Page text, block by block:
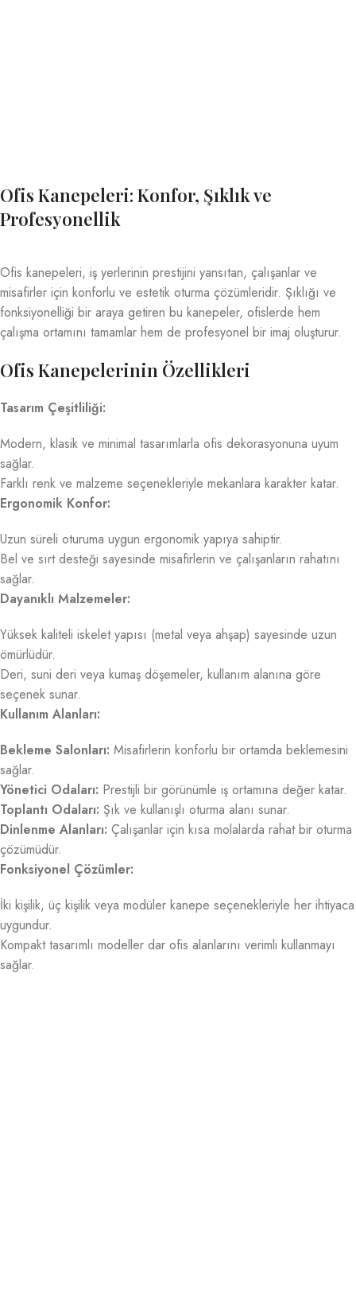
Ofis Kanepeleri: Konfor, Şıklık ve
Profesyonellik
Ofis kanepeleri, iş yerlerinin prestijini yansıtan, çalışanlar ve
misafirler için konforlu ve estetik oturma çözümleridir. Şıklığı ve
fonksiyonelliği bir araya getiren bu kanepeler, ofislerde hem
çalışma ortamını tamamlar hem de profesyonel bir imaj oluşturur.
Ofis Kanepelerinin Özellikleri
Tasarım Çeşitliliği:
Modern, klasik ve minimal tasarımlarla ofis dekorasyonuna uyum
sağlar.
Farklı renk ve malzeme seçenekleriyle mekanlara karakter katar.
Ergonomik Konfor:
Uzun süreli oturuma uygun ergonomik yapıya sahiptir.
Bel ve sırt desteği sayesinde misafirlerin ve çalışanların rahatını
sağlar.
Dayanıklı Malzemeler:
Yüksek kaliteli iskelet yapısı (metal veya ahşap) sayesinde uzun
ömürlüdür.
Deri, suni deri veya kumaş döşemeler, kullanım alanına göre
seçenek sunar.
Kullanım Alanları:
Bekleme Salonları: Misafirlerin konforlu bir ortamda beklemesini
sağlar.
Yönetici Odaları: Prestijli bir görünümle iş ortamına değer katar.
Toplantı Odaları: Şık ve kullanışlı oturma alanı sunar.
Dinlenme Alanları: Çalışanlar için kısa molalarda rahat bir oturma
çözümüdür.
Fonksiyonel Çözümler:
İki kişilik, üç kişilik veya modüler kanepe seçenekleriyle her ihtiyaca
uygundur.
Kompakt tasarımlı modeller dar ofis alanlarını verimli kullanmayı
sağlar.